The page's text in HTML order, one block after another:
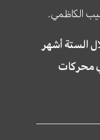
الكاظمي.
٤,٨٠٠,٠٠٠ مرة خلال الستة أشهر
محركات